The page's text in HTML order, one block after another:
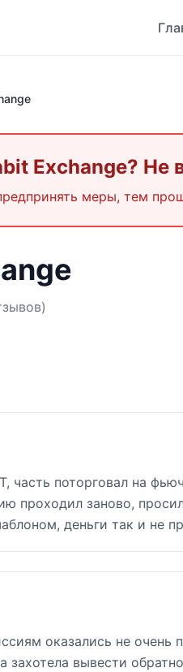
Exchange? Не
меры, тем
часть поторговал на
проходил заново,
деньги так и не
оказались не очень
захотела вывести